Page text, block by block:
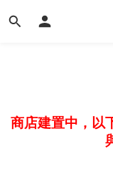
商店建置中，以